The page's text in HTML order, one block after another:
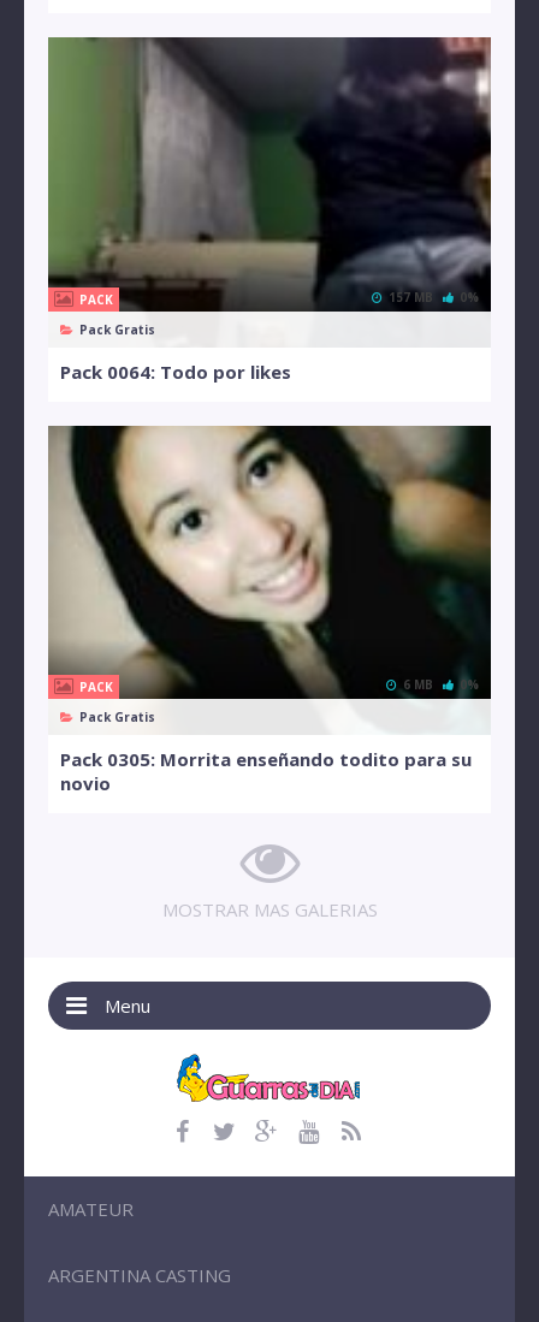
PACK
Pack Gratis
157 MB 0%
Pack 0064: Todo por likes
PACK
Pack Gratis
6 MB 0%
Pack 0305: Morrita enseñando todito para su
novio
MOSTRAR MAS GALERIAS
Menu
AMATEUR
ARGENTINA CASTING